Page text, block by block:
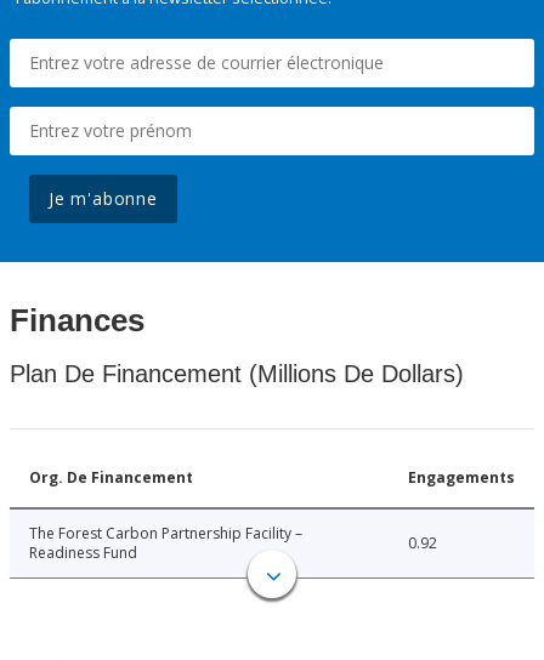
Je m'abonne
Finances
Plan De Financement (Millions De Dollars)
Org. De Financement Engagements
The Forest Carbon Partnership Facility –
Readiness Fund
0.92